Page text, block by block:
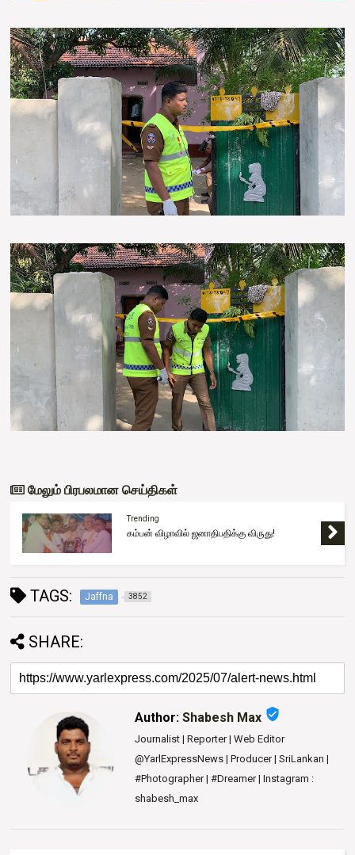
மேலும் பிரபலமான செய்திகள்
Trending
கம்பன் விழாவில் ஜனாதிபதிக்கு விருது!
TAGS: Jaffna 3852
SHARE:
Author:Shabesh Max verified_user
Journalist | Reporter | Web Editor
@YarlExpressNews | Producer | SriLankan |
#Photographer | #Dreamer | Instagram :
shabesh_max